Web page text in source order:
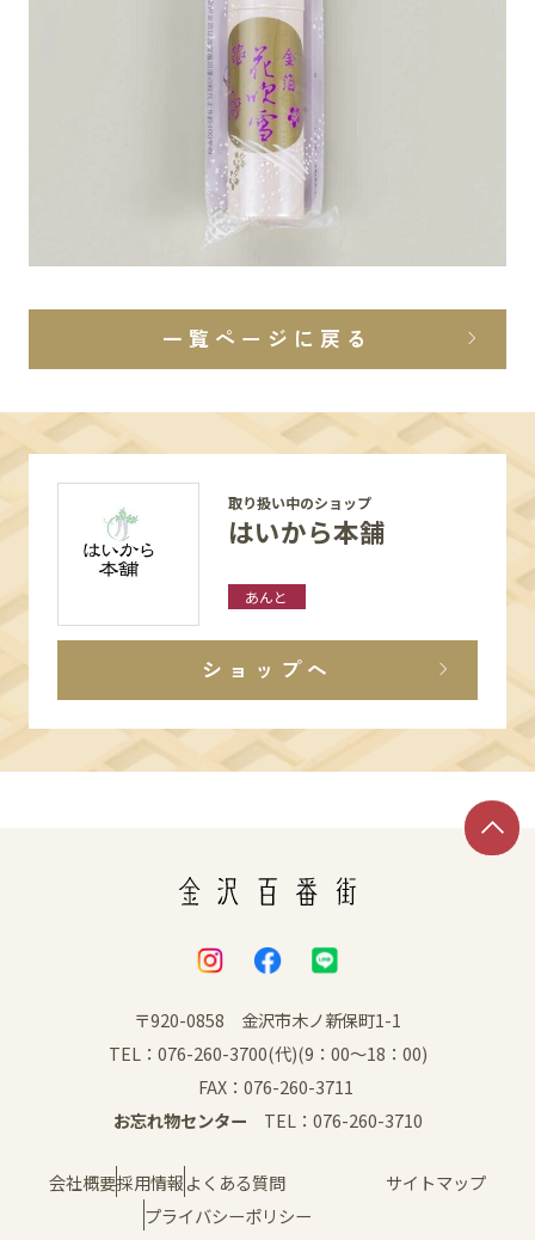
一覧ページに戻る
取り扱い中のショップ
はいから本舗
あんと
ショップへ
〒920-0858 金沢市木ノ新保町1-1
TEL：076-260-3700(代)(9：00～18：00)
FAX：076-260-3711
お忘れ物センター TEL：076-260-3710
会社概要採用情報よくある質問
サイトマップ
プライバシーポリシー